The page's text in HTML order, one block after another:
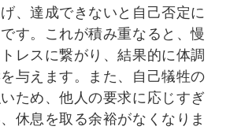
、達成できないと自己否定に
す。これが積み重なると、慢
レスに繋がり、結果的に体調
与えます。また、自己犠牲の
ため、他人の要求に応じすぎ
休息を取る余裕がなくなりま